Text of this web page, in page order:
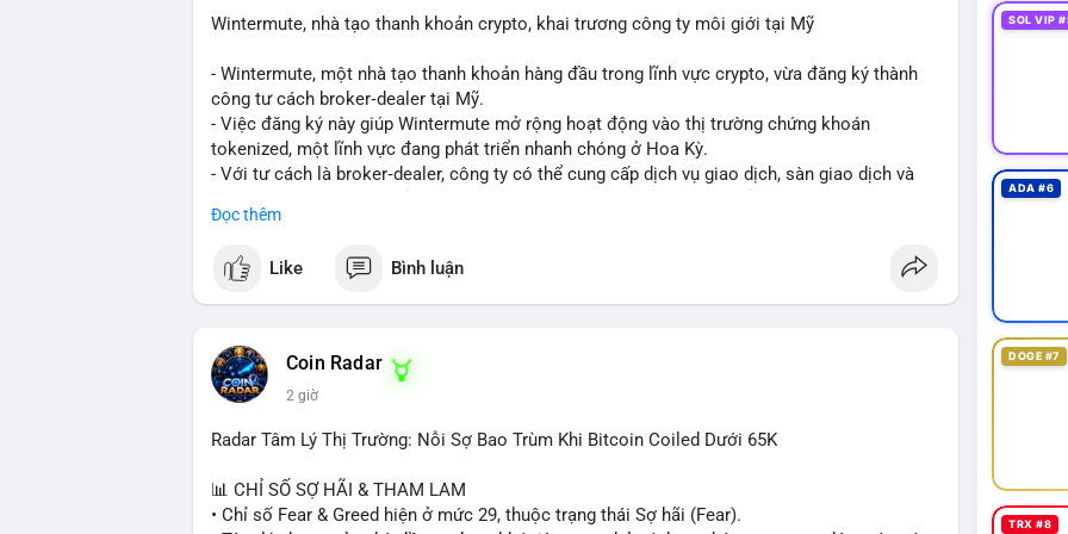
bộ, ít tác động đến thị trường. Chỉ vào lệnh khi có xác nhận xu hướng rõ ràng.
#317btc #20triệuusd #mempool #chuyểnsàn #áplựcbán
Wintermute, nhà tạo thanh khoản crypto, khai trương công ty môi giới tại Mỹ
- Wintermute, một nhà tạo thanh khoản hàng đầu trong lĩnh vực crypto, vừa đăng ký thành
công tư cách broker‑dealer tại Mỹ.
- Việc đăng ký này giúp Wintermute mở rộng hoạt động vào thị trường chứng khoán
tokenized, một lĩnh vực đang phát triển nhanh chóng ở Hoa Kỳ.
- Với tư cách là broker‑dealer, công ty có thể cung cấp dịch vụ giao dịch, sàn giao dịch và
- Đây là bước chiến lược nhằm tận dụng cơ hội tăng trưởng của thị trường tokenized và củng
#binancesquare #cryptonews #wintermute #brokerdealer #tokenizedsecurities
$btc $eth
📰 Nguồn: Cointelegraph
Đọc thêm
Like Bình luận
Coin Radar
2 giờ
Radar Tâm Lý Thị Trường: Nỗi Sợ Bao Trùm Khi Bitcoin Coiled Dưới 65K
📊 CHỈ SỐ SỢ HÃI & THAM LAM
• Chỉ số Fear & Greed hiện ở mức 29, thuộc trạng thái Sợ hãi (Fear).
SOL VIP
ADA #6
DOGE #7
TRX #8